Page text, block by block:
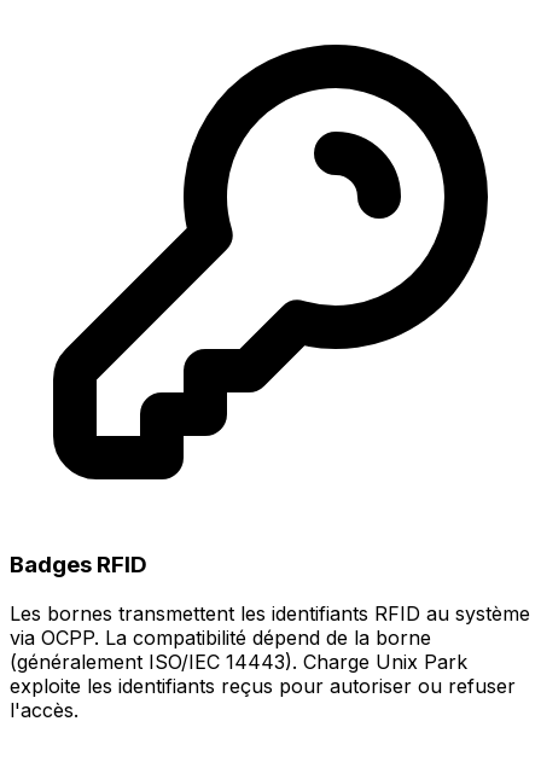
Badges RFID
Les bornes transmettent les identifiants RFID au système
via OCPP. La compatibilité dépend de la borne
(généralement ISO/IEC 14443). Charge Unix Park
exploite les identifiants reçus pour autoriser ou refuser
l'accès.